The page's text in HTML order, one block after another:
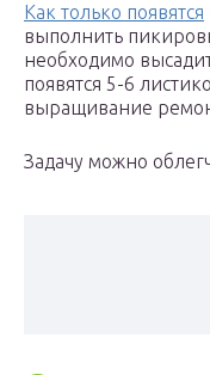
Как только появятся
выполнить
необходимо
появятся 5-6
выращивание
Задачу можно